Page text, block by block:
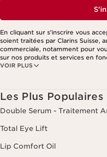
VOIR PLUS
En cliquant sur s'inscrire vous
soient traitées par Clarins Suisse,
commerciale, notamment pour
sur nos produits et services en
de vos habitudes et/ou de vos
cliquant sur le lien de
Ces informations sont traitées par
traitement de votre commande, à
client. Notamment pour vous
pour gérer votre adhésion à notre
programme beauté personnalisé.
dernier contact. Vous disposez
Les Plus Populaires
Double Serum - Traitement
Total Eye Lift
Lip Comfort Oil